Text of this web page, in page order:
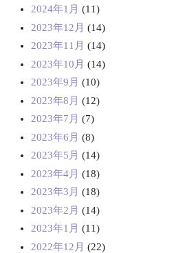
2024年1月 (11)
2023年12月 (14)
2023年11月 (14)
2023年10月 (14)
2023年9月 (10)
2023年8月 (12)
2023年7月 (7)
2023年6月 (8)
2023年5月 (14)
2023年4月 (18)
2023年3月 (18)
2023年2月 (14)
2023年1月 (11)
2022年12月 (22)